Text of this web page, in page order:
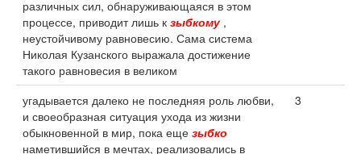
различных сил, обнаруживающаяся в этом
процессе, приводит лишь к зыбкому,
неустойчивому равновесию. Сама система
Николая Кузанского выражала достижение
такого равновесия в великом
угадывается далеко не последняя роль любви,
и своеобразная ситуация ухода из жизни
обыкновенной в мир, пока еще зыбко
наметившийся в мечтах, реализовались в
3